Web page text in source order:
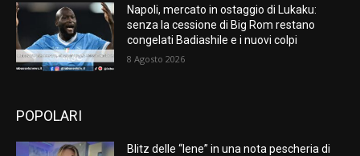
Napoli, mercato in ostaggio di Lukaku:
senza la cessione di Big Rom restano
congelati Badiashile e i nuovi colpi
8 Agosto 2026
POPOLARI
Blitz delle “Iene” in una nota pescheria di